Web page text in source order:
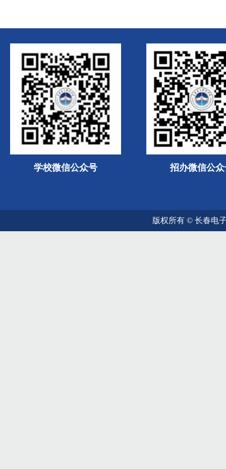
学校微信公众号 招办微信公
版权所有 © 长春电